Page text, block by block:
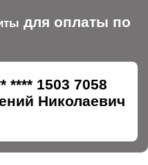
для оплаты по
1503 7058
Николаевич